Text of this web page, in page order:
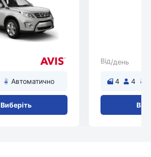
Автоматично
Виберіть
Від/день
4 4